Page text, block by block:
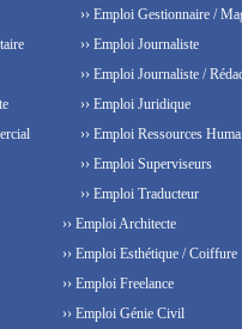
›› Emploi Gestionnaire /
›› Emploi Journaliste
›› Emploi Journaliste /
›› Emploi Juridique
›› Emploi Ressources
›› Emploi Superviseurs
›› Emploi Traducteur
›› Emploi Architecte
›› Emploi Esthétique / Coiffure
›› Emploi Freelance
›› Emploi Génie Civil